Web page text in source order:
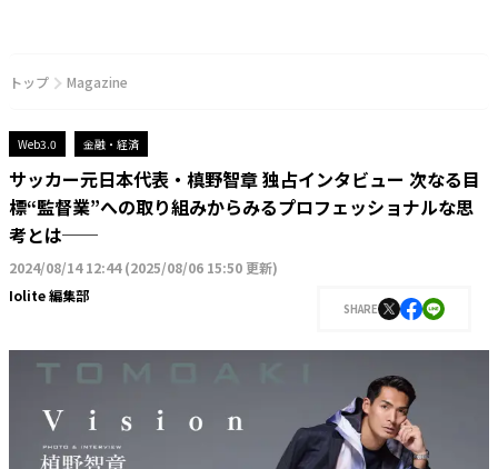
トップ Magazine
Web3.0 金融・経済
サッカー元日本代表・槙野智章 独占インタビュー 次なる目
標“監督業”への取り組みからみるプロフェッショナルな思
考とは──
2024/08/14 12:44(2025/08/06 15:50 更新)
Iolite 編集部
SHARE